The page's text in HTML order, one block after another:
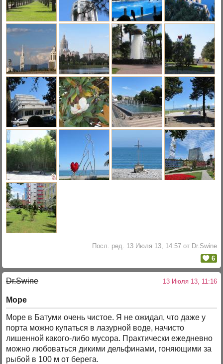
Посл. ред. 13 Июля 13, 14:57 от Dr.Swine
6
Dr.Swine 13 Июля 13, 11:16
Море
Море в Батуми очень чистое. Я не ожидал, что даже у
порта можно купаться в лазурной воде, начисто
лишенной какого-либо мусора. Практически ежедневно
можно любоваться дикими дельфинами, гоняющими за
рыбой в 100 м от берега.